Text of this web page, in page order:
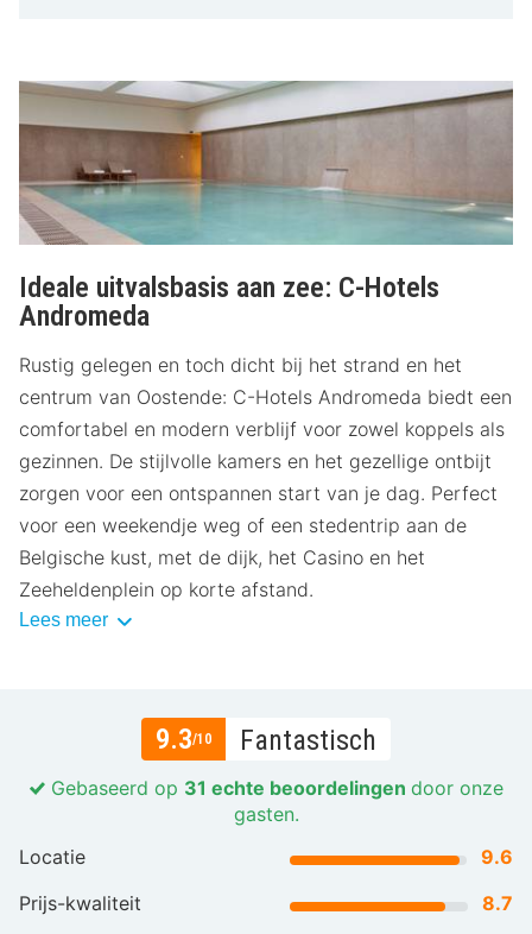
Ideale uitvalsbasis aan zee: C-Hotels
Andromeda
Rustig gelegen en toch dicht bij het strand en het
centrum van Oostende: C-Hotels Andromeda biedt een
comfortabel en modern verblijf voor zowel koppels als
gezinnen. De stijlvolle kamers en het gezellige ontbijt
zorgen voor een ontspannen start van je dag. Perfect
voor een weekendje weg of een stedentrip aan de
Belgische kust, met de dijk, het Casino en het
Zeeheldenplein op korte afstand.
Lees meer
9.3/10 Fantastisch
Gebaseerd op 31 echte beoordelingen door onze
gasten.
Locatie
9.6
Prijs-kwaliteit
8.7